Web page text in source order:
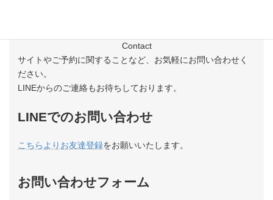
Contact
サイトやご予約に関することなど、お気軽にお問い合わせく
ださい。
LINEからのご連絡もお待ちしております。
LINEでのお問い合わせ
こちらよりお友達登録をお願いいたします。
お問い合わせフォーム